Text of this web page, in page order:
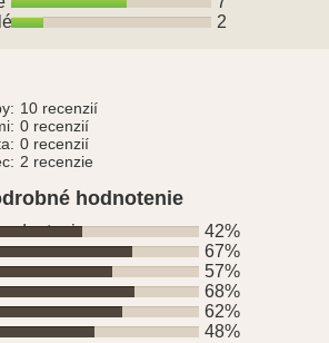
2
10 recenzií
0 recenzií
0 recenzií
2 recenzie
hodnotenie
42%
67%
57%
68%
62%
48%